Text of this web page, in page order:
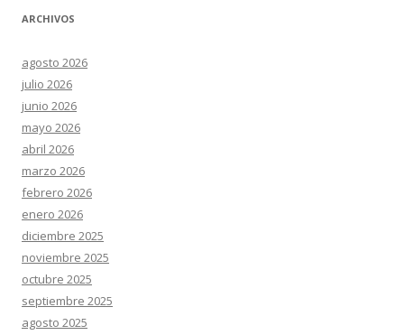
ARCHIVOS
agosto 2026
julio 2026
junio 2026
mayo 2026
abril 2026
marzo 2026
febrero 2026
enero 2026
diciembre 2025
noviembre 2025
octubre 2025
septiembre 2025
agosto 2025